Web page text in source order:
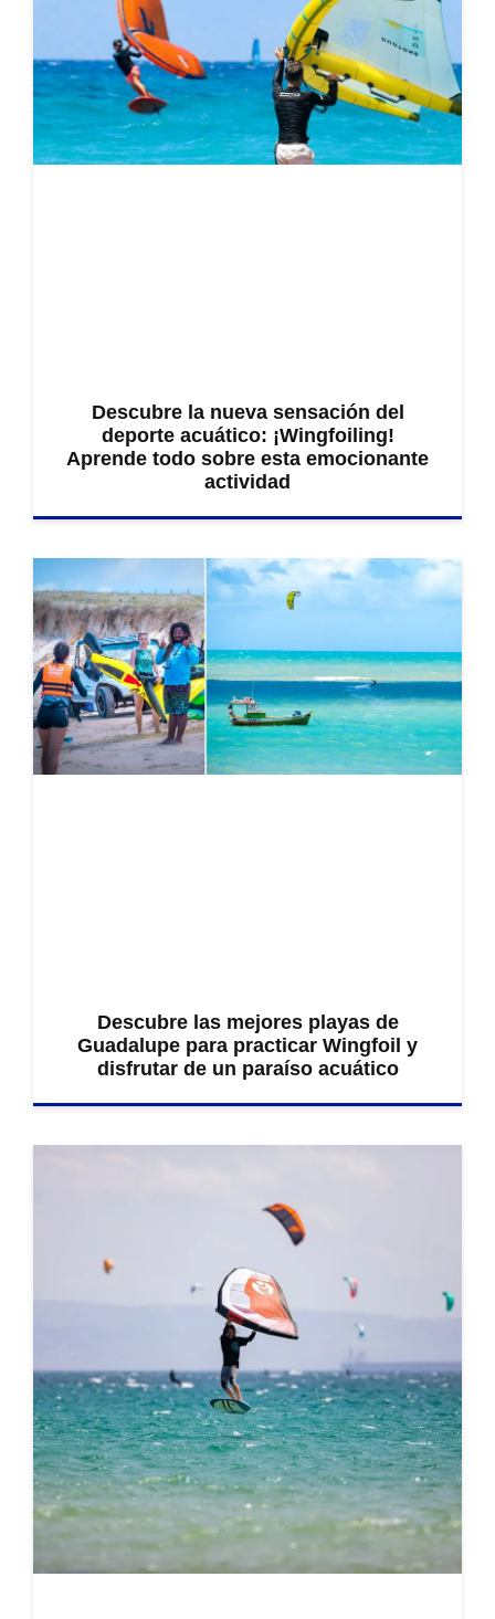
Descubre la nueva sensación del
deporte acuático: ¡Wingfoiling!
Aprende todo sobre esta emocionante
actividad
Descubre las mejores playas de
Guadalupe para practicar Wingfoil y
disfrutar de un paraíso acuático